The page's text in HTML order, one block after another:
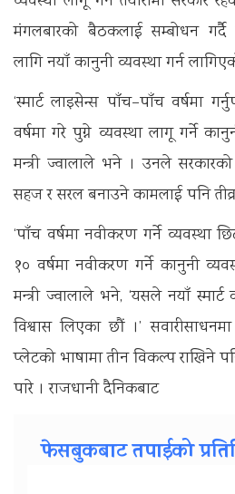
मंगलबारको बैठकलाई सम्बोधन गर्दै
लागि नयाँ कानुनी व्यवस्था गर्न
‘स्मार्ट लाइसेन्स पाँच–पाँच वर्षमा
वर्षमा गरे पुग्ने व्यवस्था लागू गर्ने
मन्त्री ज्वालाले भने । उनले
सहज र सरल बनाउने कामलाई पनि
‘पाँच वर्षमा नवीकरण गर्ने व्यवस्था
१० वर्षमा नवीकरण गर्ने कानुनी
मन्त्री ज्वालाले भने, ‘यसले नयाँ
विश्वास लिएका छौं ।’
प्लेटको भाषामा तीन विकल्प राखिने
पारे । राजधानी दैनिकबाट
फेसबुकबाट तपाईको